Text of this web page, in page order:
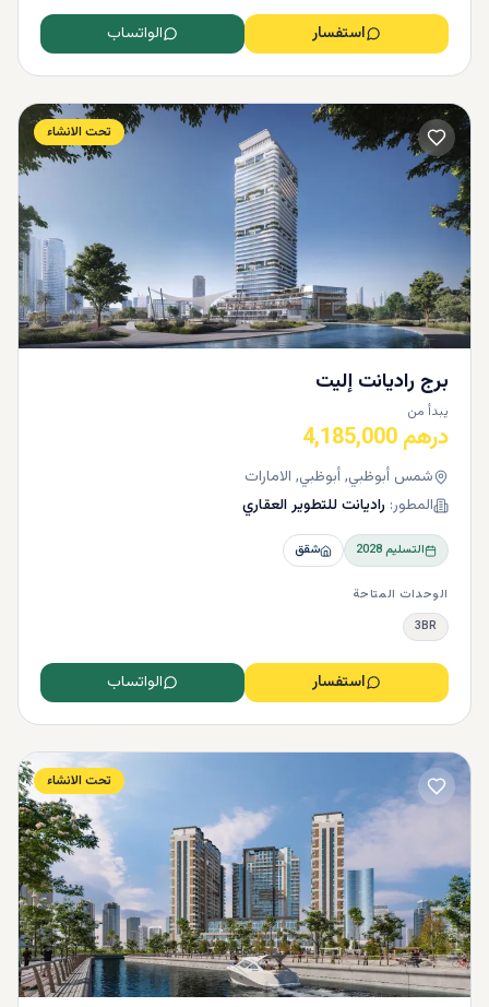
استفسار الواتساب
تحت الانشاء
برج راديانت إليت
يبدأ من
درهم 4,185,000
شمس أبوظبي, أبوظبي, الامارات
المطور: راديانت للتطوير العقاري
التسليم2028 شقق
الوحدات المتاحة
3BR
استفسار الواتساب
تحت الانشاء